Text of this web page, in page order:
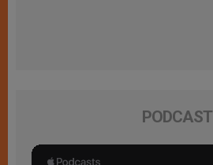
PODCAST